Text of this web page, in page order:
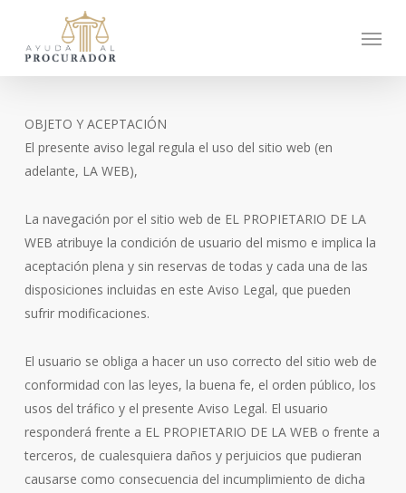
main
content
Menu
OBJETO Y ACEPTACIÓN
El presente aviso legal regula el uso del sitio web (en
adelante, LA WEB),
La navegación por el sitio web de EL PROPIETARIO DE LA
WEB atribuye la condición de usuario del mismo e implica la
aceptación plena y sin reservas de todas y cada una de las
disposiciones incluidas en este Aviso Legal, que pueden
sufrir modificaciones.
El usuario se obliga a hacer un uso correcto del sitio web de
conformidad con las leyes, la buena fe, el orden público, los
usos del tráfico y el presente Aviso Legal. El usuario
responderá frente a EL PROPIETARIO DE LA WEB o frente a
terceros, de cualesquiera daños y perjuicios que pudieran
causarse como consecuencia del incumplimiento de dicha